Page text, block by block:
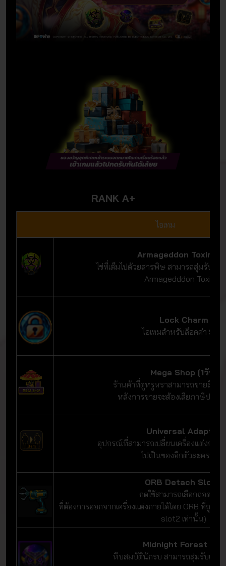
RANK A+
ไอเทม
Armageddon Toxin
ไข่ที่เต็มไปด้วยสารพิษ สามารถสุ่มรับเค
Armagedddon Toxinได้
Lock Charm
ไอเทมสำหรับล็อคค่า Stat
Mega Shop [1วัน]
ร้านค้าที่ดูหรูหราสามารถขายสินค้า
หลังการขายจะต้องเสียภาษีประ
Universal Adapter
อุปกรณ์ที่สามารถเปลี่ยนเครื่องแต่งกาย
ไปเป็นของอีกตัวละครนึงได้
ORB Detach Slot 2
กดใช้สามารถเลือกถอด
ที่ต้องการออกจากเครื่องแต่งกายได้โดย ORB ที่ถูก
slot2 เท่านั้น)
Midnight Forest Egg
หีบสมบัตินักรบ สามารถสุ่มรับเครื่อ